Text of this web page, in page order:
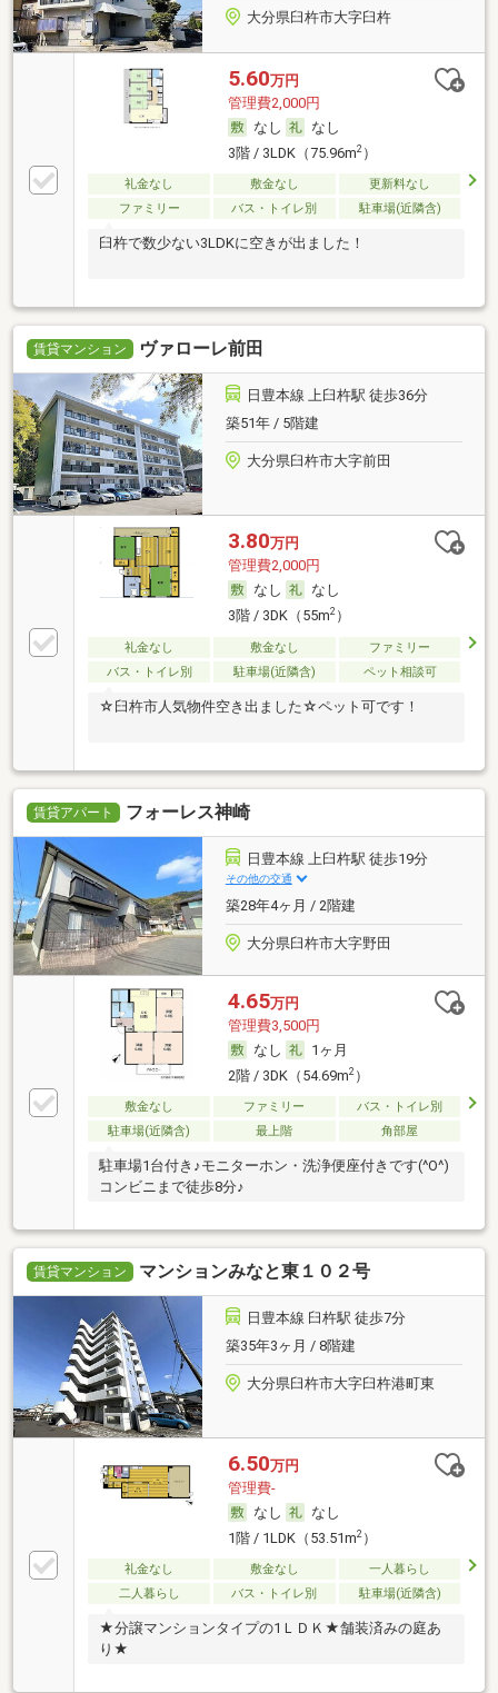
大分県臼杵市大字臼杵
5.60万円
管理費2,000円
なし
なし
3階 / 3LDK（75.96m2）
礼金なし 敷金なし
更新料なし
ファミリー
バス・トイレ別 駐車場(近隣含)
臼杵で数少ない3LDKに空きが出ました！
賃貸マンション ヴァローレ前田
日豊本線 上臼杵駅 徒歩36分
築51年 / 5階建
大分県臼杵市大字前田
3.80万円
管理費2,000円
なし
なし
3階 / 3DK（55m2）
礼金なし 敷金なし
ファミリー
バス・トイレ別
駐車場(近隣含) ペット相談可
☆臼杵市人気物件空き出ました☆ペット可です！
賃貸アパート フォーレス神崎
日豊本線 上臼杵駅 徒歩19分
その他の交通
築28年4ヶ月 / 2階建
大分県臼杵市大字野田
4.65万円
管理費3,500円
なし
1ヶ月
2階 / 3DK（54.69m2）
敷金なし ファミリー
バス・トイレ別
駐車場(近隣含)
最上階 角部屋
駐車場1台付き♪モニターホン・洗浄便座付きです(^O^)
コンビニまで徒歩8分♪
賃貸マンション マンションみなと東１０２号
日豊本線 臼杵駅 徒歩7分
築35年3ヶ月 / 8階建
大分県臼杵市大字臼杵港町東
6.50万円
管理費-
なし
なし
1階 / 1LDK（53.51m2）
礼金なし 敷金なし
一人暮らし
二人暮らし
バス・トイレ別 駐車場(近隣含)
★分譲マンションタイプの1ＬＤＫ★舗装済みの庭あ
り★